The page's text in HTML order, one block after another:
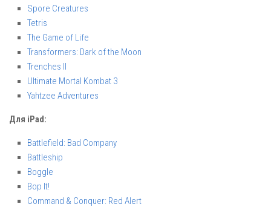
Spore Creatures
Tetris
The Game of Life
Transformers: Dark of the Moon
Trenches II
Ultimate Mortal Kombat 3
Yahtzee Adventures
Для iPad:
Battlefield: Bad Company
Battleship
Boggle
Bop It!
Command & Conquer: Red Alert